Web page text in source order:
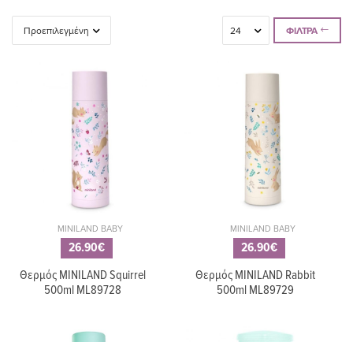
ΦΊΛΤΡΑ
MINILAND BABY
26.90€
Θερμός MINILAND Squirrel
500ml ML89728
MINILAND BABY
26.90€
Θερμός MINILAND Rabbit
500ml ML89729